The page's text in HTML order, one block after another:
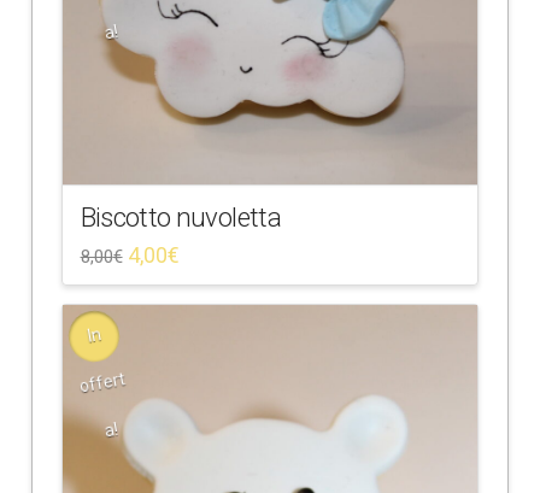
a!
Biscotto nuvoletta
8,00€ 4,00€
In
offert
a!